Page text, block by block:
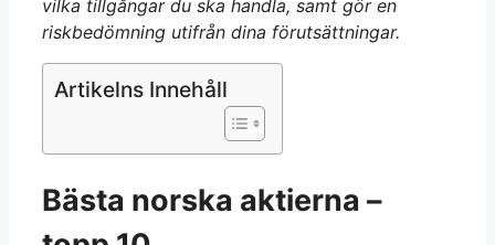
vilka tillgångar du ska handla, samt gör en
riskbedömning utifrån dina förutsättningar.
Artikelns Innehåll
Bästa norska aktierna –